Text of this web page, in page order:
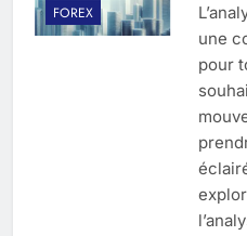
FOREX
une
pour